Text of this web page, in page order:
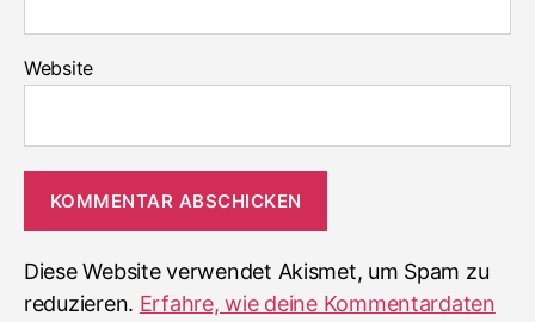
Website
Diese Website verwendet Akismet, um Spam zu
reduzieren. Erfahre, wie deine Kommentardaten